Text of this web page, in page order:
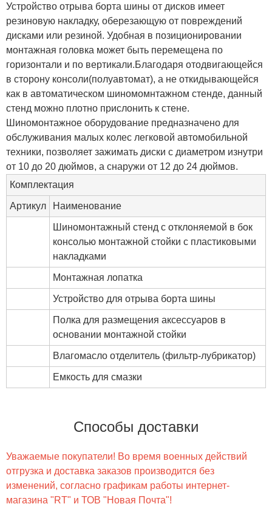
Устройство отрыва борта шины от дисков имеет
резиновую накладку, оберезающую от повреждений
дисками или резиной. Удобная в позиционировании
монтажная головка может быть перемещена по
горизонтали и по вертикали.Благодаря отодвигающейся
в сторону консоли(полуавтомат), а не откидывающейся
как в автоматическом шиномомнтажном стенде, данный
стенд можно плотно прислонить к стене.
Шиномонтажное оборудование предназначено для
обслуживания малых колес легковой автомобильной
техники, позволяет зажимать диски с диаметром изнутри
от 10 до 20 дюймов, а снаружи от 12 до 24 дюймов.
Комплектация
Артикул Наименование
Шиномонтажный стенд с отклоняемой в бок
консолью монтажной стойки с пластиковыми
накладками
Монтажная лопатка
Устройство для отрыва борта шины
Полка для размещения аксессуаров в
основании монтажной стойки
Влагомасло отделитель (фильтр-лубрикатор)
Емкость для смазки
Способы доставки
Уважаемые покупатели! Во время военных действий
отгрузка и доставка заказов производится без
изменений, согласно графикам работы интернет-
магазина "RT" и ТОВ "Новая Почта"!